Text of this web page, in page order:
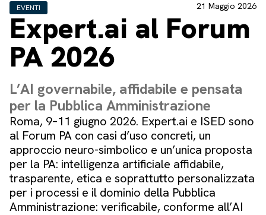
EVENTI 21 Maggio 2026
Expert.ai al Forum
PA 2026
L’AI governabile, affidabile e pensata
per la Pubblica Amministrazione
Roma, 9–11 giugno 2026. Expert.ai e ISED sono
al Forum PA con casi d’uso concreti, un
approccio neuro-simbolico e un’unica proposta
per la PA: intelligenza artificiale affidabile,
trasparente, etica e soprattutto personalizzata
per i processi e il dominio della Pubblica
Amministrazione: verificabile, conforme all’AI